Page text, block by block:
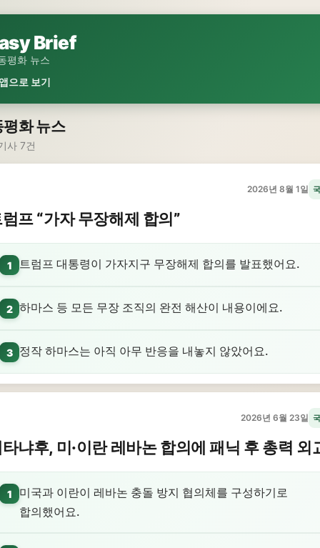
Brief
평화 뉴스
으로 보기
화 뉴스
사 7건
2026년 8월 1일
프 “가자 무장해제 합의”
1 트럼프 대통령이 가자지구 무장해제 합의를 발표했어요.
2 하마스 등 모든 무장 조직의 완전 해산이 내용이에요.
3 정작 하마스는 아직 아무 반응을 내놓지 않았어요.
2026년 6월 23일
냐후, 미·이란 레바논 합의에 패닉 후 총력 외
1
미국과 이란이 레바논 충돌 방지 협의체를 구성하기로
합의했어요.